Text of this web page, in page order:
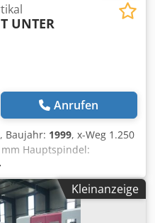
UNTER
Anrufen
, Baujahr: 1999, x-Weg 1.250
mm Hauptspindel:
max. 12.000 min/-1
- Hauptspindel 15
x 1.050 mm Anzahl der
Kleinanzeige